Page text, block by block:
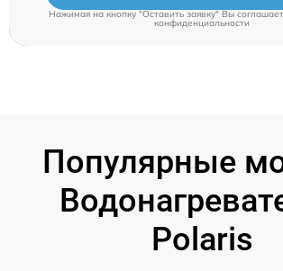
Нажимая на кнопку "Оставить заявку" Вы
конфиденциальности
Популярные
Polaris